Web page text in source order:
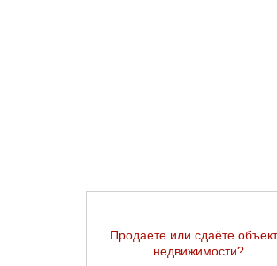
Продаете или сдаёте
недвижимости?